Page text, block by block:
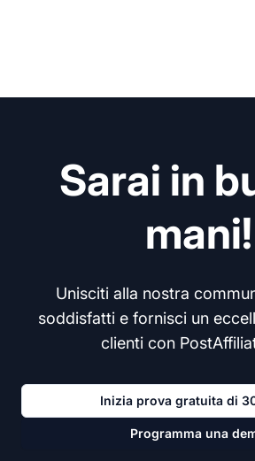
Sarai in
mani!
Unisciti alla nostra
soddisfatti e fornisci un
clienti con
Inizia prova gratuita di
Programma una